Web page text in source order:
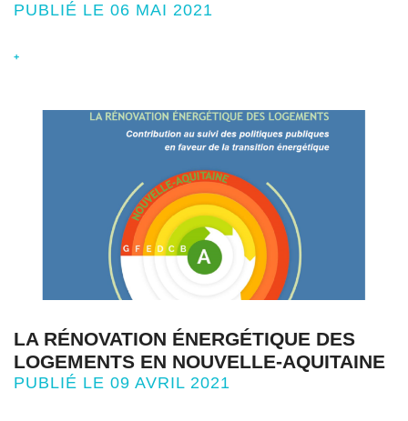
PUBLIÉ LE 06 MAI 2021
+
LA RÉNOVATION ÉNERGÉTIQUE DES
LOGEMENTS EN NOUVELLE-AQUITAINE
PUBLIÉ LE 09 AVRIL 2021